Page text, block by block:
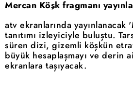
Mercan Köşk fragmanı
atv ekranlarında
tanıtımı izleyiciyle buluştu.
süren dizi, gizemli köşkün
büyük hesaplaşmayı ve derin
ekranlara taşıyacak.